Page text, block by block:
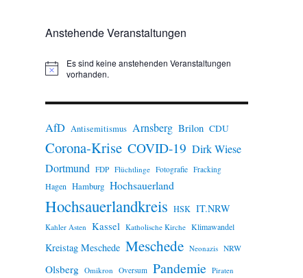
Anstehende Veranstaltungen
H
w
Es sind keine anstehenden Veranstaltungen
vorhanden.
AfD Antisemitismus Arnsberg Brilon CDU
Corona-Krise COVID-19 Dirk Wiese
Dortmund FDP Flüchtlinge Fotografie Fracking
Hagen Hamburg Hochsauerland
Hochsauerlandkreis HSK IT.NRW
Kahler Asten Kassel Katholische Kirche Klimawandel
Kreistag Meschede Meschede Neonazis NRW
Olsberg Omikron Oversum Pandemie Piraten